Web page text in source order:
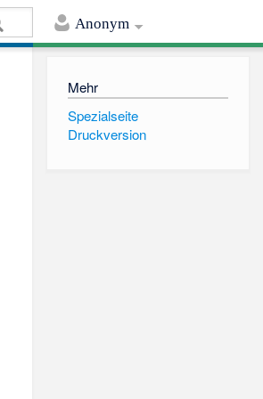
Anonym
Mehr
Spezialseite
Druckversion